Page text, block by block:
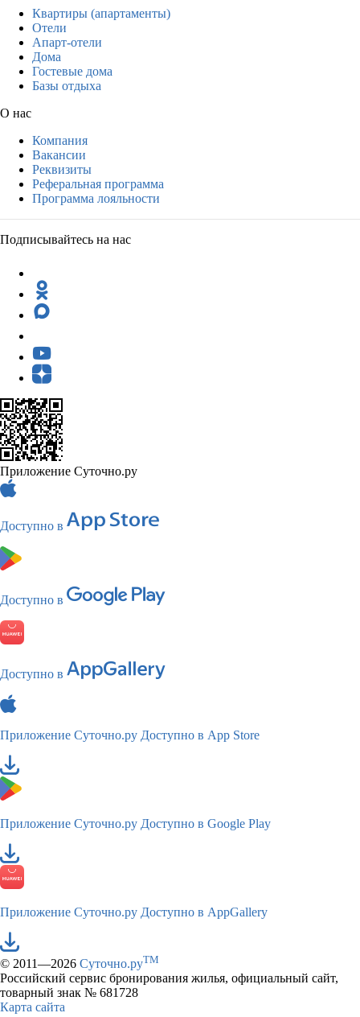
Квартиры (апартаменты)
Отели
Апарт-отели
Дома
Гостевые дома
Базы отдыха
О нас
Компания
Вакансии
Реквизиты
Реферальная программа
Программа лояльности
Подписывайтесь на нас
Приложение Суточно.ру
Доступно в
Доступно в
Доступно в
Приложение Суточно.ру Доступно в App Store
Приложение Суточно.ру Доступно в Google Play
Приложение Суточно.ру Доступно в AppGallery
© 2011—2026 Суточно.руTM
Российский сервис бронирования жилья, официальный сайт,
товарный знак № 681728
Карта сайта